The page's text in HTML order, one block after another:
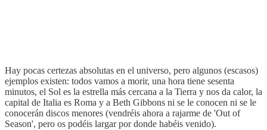
Hay pocas certezas absolutas en el universo, pero algunos (escasos)
ejemplos existen: todos vamos a morir, una hora tiene sesenta
minutos, el Sol es la estrella más cercana a la Tierra y nos da calor, la
capital de Italia es Roma y a Beth Gibbons ni se le conocen ni se le
conocerán discos menores (vendréis ahora a rajarme de 'Out of
Season', pero os podéis largar por donde habéis venido).